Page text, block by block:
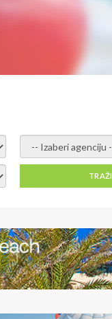
-- Izaberi agenciju --
TRAŽI